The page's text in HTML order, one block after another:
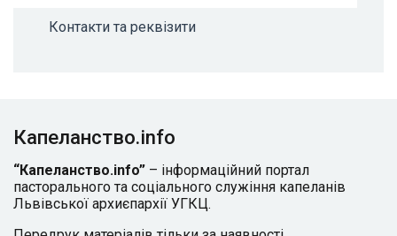
Контакти та реквізити
Капеланство.info
“Капеланство.info” – інформаційний портал
пасторального та соціального служіння капеланів
Львівської архиєпархії УГКЦ.